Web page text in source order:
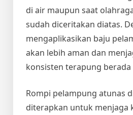
di air maupun saat
sudah diceritakan diatas.
mengaplikasikan baju
akan lebih aman dan
konsisten terapung berada
Rompi pelampung atunas
diterapkan untuk menjaga